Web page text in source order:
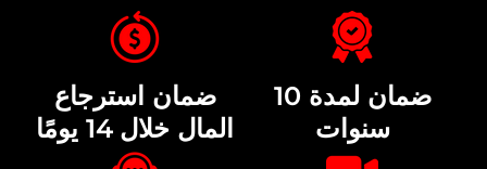
ضمان لمدة 10
سنوات
ضمان استرجاع
المال خلال 14 يومًا